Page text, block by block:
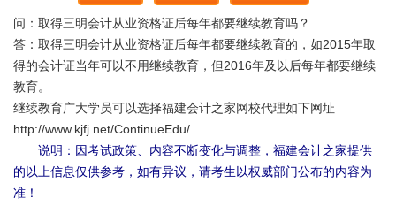
问：取得三明会计从业资格证后每年都要继续教育吗？
答：取得三明会计从业资格证后每年都要继续教育的，如2015年取
得的会计证当年可以不用继续教育，但2016年及以后每年都要继续
教育。
继续教育广大学员可以选择福建会计之家网校代理如下网址
http://www.kjfj.net/ContinueEdu/
说明：因考试政策、内容不断变化与调整，福建会计之家提供
的以上信息仅供参考，如有异议，请考生以权威部门公布的内容为
准！